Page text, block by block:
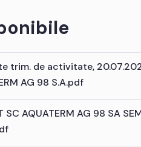
trim. de activitate,
AG 98 S.A.pdf
SC AQUATERM AG 98 SA